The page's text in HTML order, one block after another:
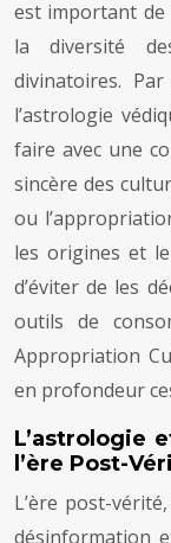
est important de
la diversité
divinatoires. Par
l’astrologie
faire avec une
sincère des
ou
les origines et
d’éviter de les
outils de
Appropriation
en profondeur
L’astrologie
l’ère Post-
L’ère post-
désinformation